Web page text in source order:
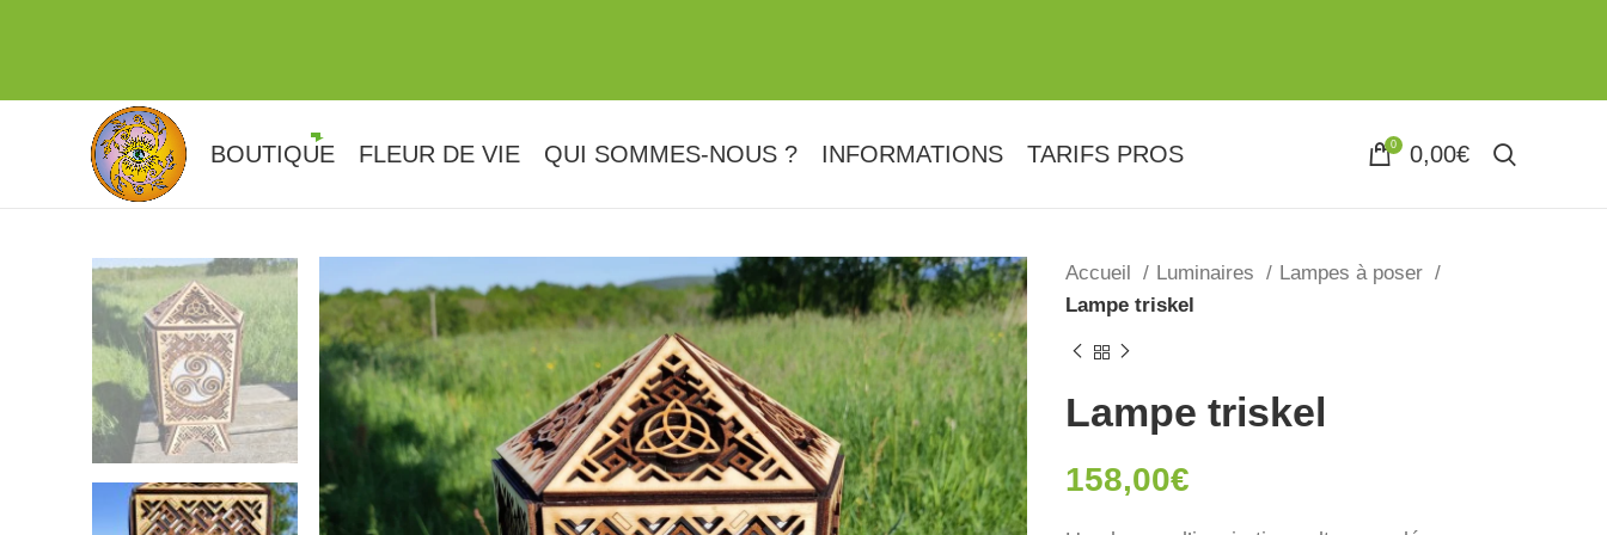
BOUTIQUE FLEUR DE VIE QUI SOMMES-NOUS ? INFORMATIONS TARIFS PROS 0 0,00€
Accueil Luminaires
Lampes à poser
Lampe triskel
Lampe triskel
158,00€